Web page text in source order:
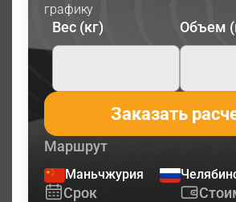
графику
Вес (кг) Объем
Заказать
Маршрут
Маньчжурия
Срок